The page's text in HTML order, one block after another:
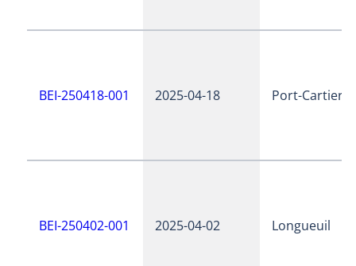
BEI-250418-001 2025-04-18 Port-Cartier
BEI-250402-001 2025-04-02 Longueuil